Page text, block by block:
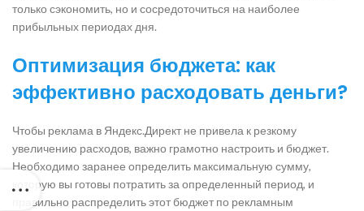
только сэкономить, но и сосредоточиться на наиболее
прибыльных периодах дня.
Оптимизация бюджета: как
эффективно расходовать деньги?
Чтобы реклама в Яндекс.Директ не привела к резкому
увеличению расходов, важно грамотно настроить и бюджет.
Необходимо заранее определить максимальную сумму,
которую вы готовы потратить за определенный период, и
правильно распределить этот бюджет по рекламным